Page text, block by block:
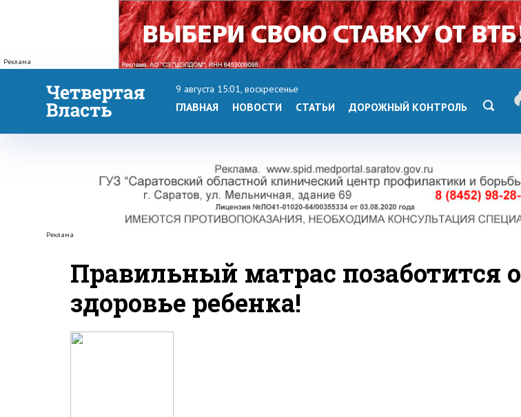
Реклама
9 августа 15:01, воскресенье
ГЛАВНАЯ НОВОСТИ СТАТЬИ ДОРОЖНЫЙ КОНТРОЛЬ
Реклама
Правильный матрас позаботится о
здоровье ребенка!